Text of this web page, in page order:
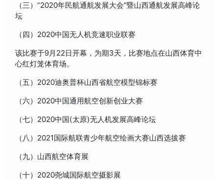
（三）“2020年民航通航发展大会”暨山西通航发展高峰论
坛
（四）2020中国无人机竞速职业联赛
该比赛于9月22日开幕，为期3天，比赛地点在山西体育中
心红灯笼体育场。
（五）2020迪奥普杯山西省航空模型锦标赛
（六）2020中国通用航空创新创业大赛
（七）2020中国(太原)无人机发展高峰论坛
（八）2021国际航联青少年航空绘画大赛山西选拔赛
（九）山西航空体育展
（十）2020尧城国际航空摄影展